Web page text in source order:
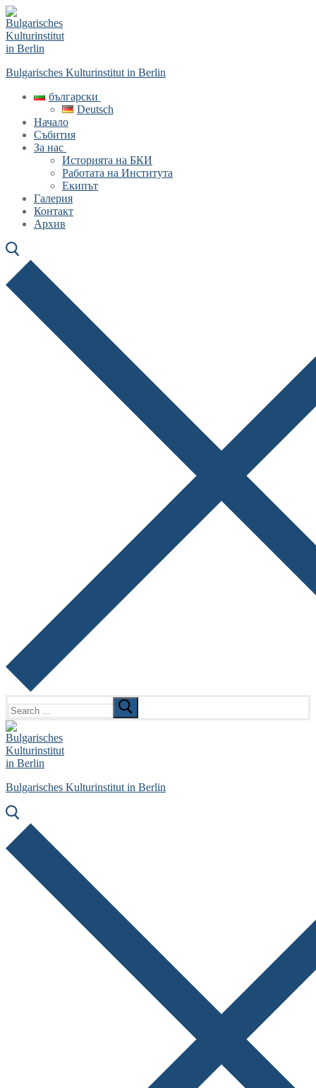
Skip
to
content
Menu
Close
Bulgarisches Kulturinstitut in Berlin
български
Deutsch
Начало
Събития
За нас
Историята на БКИ
Работата на Института
Екипът
Галерия
Контакт
Архив
for:
Bulgarisches Kulturinstitut in Berlin